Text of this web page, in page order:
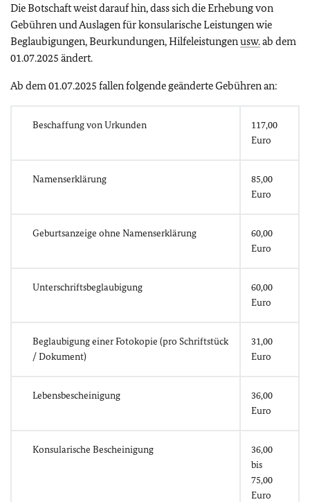
Die Botschaft weist darauf hin, dass sich die Erhebung von
Gebühren und Auslagen für konsularische Leistungen wie
Beglaubigungen, Beurkundungen, Hilfeleistungen usw.ab dem
01.07.2025 ändert.
Ab dem 01.07.2025 fallen folgende geänderte Gebühren an:
Beschaffung von Urkunden
117,00
Euro
Namenserklärung
85,00
Euro
Geburtsanzeige ohne Namenserklärung
60,00
Euro
Unterschriftsbeglaubigung
60,00
Euro
Beglaubigung einer Fotokopie (pro Schriftstück
/ Dokument)
31,00
Euro
Lebensbescheinigung
36,00
Euro
Konsularische Bescheinigung
36,00
bis
75,00
Euro